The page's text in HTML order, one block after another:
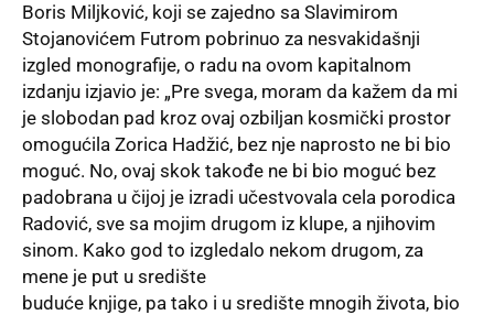
Boris Miljković, koji se zajedno sa Slavimirom
Stojanovićem Futrom pobrinuo za nesvakidašnji
izgled monografije, o radu na ovom kapitalnom
izdanju izjavio je: „Pre svega, moram da kažem da mi
je slobodan pad kroz ovaj ozbiljan kosmički prostor
omogućila Zorica Hadžić, bez nje naprosto ne bi bio
moguć. No, ovaj skok takođe ne bi bio moguć bez
padobrana u čijoj je izradi učestvovala cela porodica
Radović, sve sa mojim drugom iz klupe, a njihovim
sinom. Kako god to izgledalo nekom drugom, za
mene je put u središte
buduće knjige, pa tako i u središte mnogih života, bio